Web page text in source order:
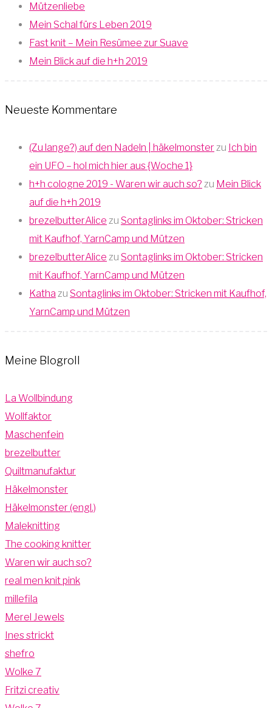
Mützenliebe
Mein Schal fürs Leben 2019
Fast knit – Mein Resümee zur Suave
Mein Blick auf die h+h 2019
Neueste Kommentare
(Zu lange?) auf den Nadeln | häkelmonster zu Ich bin
ein UFO – hol mich hier aus {Woche 1}
h+h cologne 2019 - Waren wir auch so? zu Mein Blick
auf die h+h 2019
brezelbutterAlice zu Sontaglinks im Oktober: Stricken
mit Kaufhof, YarnCamp und Mützen
brezelbutterAlice zu Sontaglinks im Oktober: Stricken
mit Kaufhof, YarnCamp und Mützen
Katha zu Sontaglinks im Oktober: Stricken mit Kaufhof,
YarnCamp und Mützen
Meine Blogroll
La Wollbindung
Wollfaktor
Maschenfein
brezelbutter
Quiltmanufaktur
Häkelmonster
Häkelmonster (engl.)
Maleknitting
The cooking knitter
Waren wir auch so?
real men knit pink
millefila
Merel Jewels
Ines strickt
shefro
Wolke 7
Fritzi creativ